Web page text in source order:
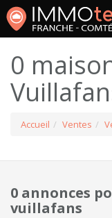
0
Accueil Ventes
0 annonces
vuillafans